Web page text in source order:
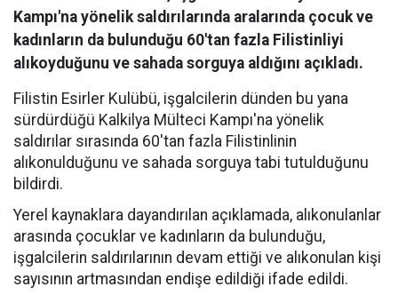
Kampı'na yönelik saldırılarında aralarında çocuk ve
kadınların da bulunduğu 60'tan fazla Filistinliyi
alıkoyduğunu ve sahada sorguya aldığını açıkladı.
Filistin Esirler Kulübü, işgalcilerin dünden bu yana
sürdürdüğü Kalkilya Mülteci Kampı'na yönelik
saldırılar sırasında 60'tan fazla Filistinlinin
alıkonulduğunu ve sahada sorguya tabi tutulduğunu
bildirdi.
Yerel kaynaklara dayandırılan açıklamada, alıkonulanlar
arasında çocuklar ve kadınların da bulunduğu,
işgalcilerin saldırılarının devam ettiği ve alıkonulan kişi
sayısının artmasından endişe edildiği ifade edildi.